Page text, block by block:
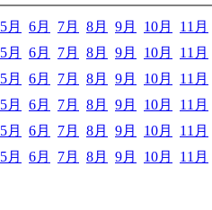
5月 6月 7月 8月 9月 10月 11月
5月 6月 7月 8月 9月 10月 11月
5月 6月 7月 8月 9月 10月 11月
5月 6月 7月 8月 9月 10月 11月
5月 6月 7月 8月 9月 10月 11月
5月 6月 7月 8月 9月 10月 11月